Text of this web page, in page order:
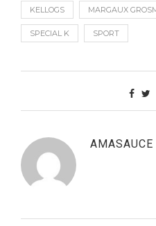
KELLOGS MARGAUX
SPECIAL K SPORT
AMASAUCE